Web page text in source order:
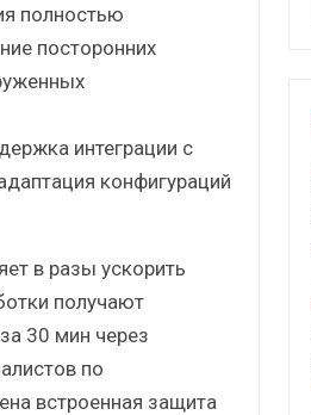
полностью
посторонних
интеграции с
конфигураций
в разы ускорить
получают
30 мин через
по
встроенная защита